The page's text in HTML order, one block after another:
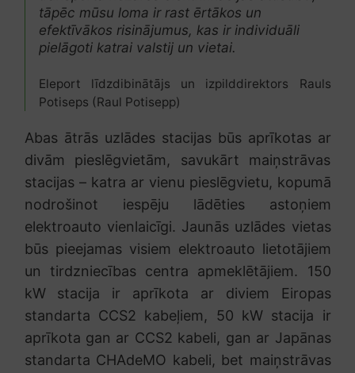
tāpēc mūsu loma ir rast ērtākos un
efektīvākos risinājumus, kas ir individuāli
pielāgoti katrai valstij un vietai.
Eleport līdzdibinātājs un izpilddirektors Rauls
Potiseps (Raul Potisepp)
Abas ātrās uzlādes stacijas būs aprīkotas ar
divām pieslēgvietām, savukārt maiņstrāvas
stacijas – katra ar vienu pieslēgvietu, kopumā
nodrošinot iespēju lādēties astoņiem
elektroauto vienlaicīgi. Jaunās uzlādes vietas
būs pieejamas visiem elektroauto lietotājiem
un tirdzniecības centra apmeklētājiem. 150
kW stacija ir aprīkota ar diviem Eiropas
standarta CCS2 kabeļiem, 50 kW stacija ir
aprīkota gan ar CCS2 kabeli, gan ar Japānas
standarta CHAdeMO kabeli, bet maiņstrāvas